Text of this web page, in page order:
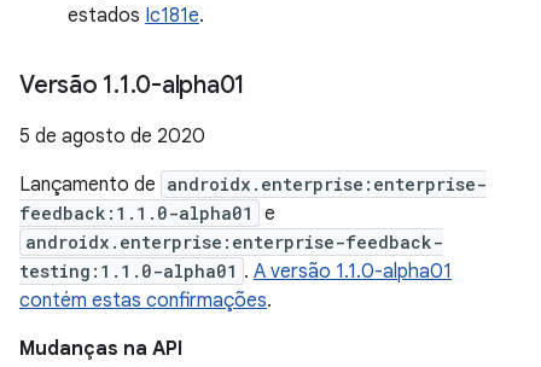
estados Ic181e.
Versão 1.1.0-alpha01
5 de agosto de 2020
Lançamento de androidx.enterprise:enterprise-
feedback:1.1.0-alpha01
e
androidx.enterprise:enterprise-feedback-
testing:1.1.0-alpha01 . A versão 1.1.0-alpha01
contém estas confirmações.
Mudanças na API